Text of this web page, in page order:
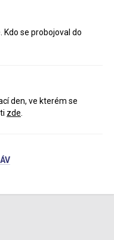
Kdo se probojoval do
den, ve kterém se
zde